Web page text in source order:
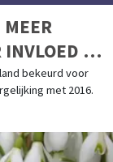
INVLOED IN
bekeurd voor
met 2016.